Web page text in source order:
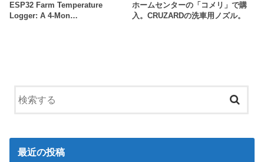
ESP32 Farm Temperature
Logger: A 4-Mon…
ホームセンターの「コメリ」で購
入。CRUZARDの洗車用ノズル。
最近の投稿